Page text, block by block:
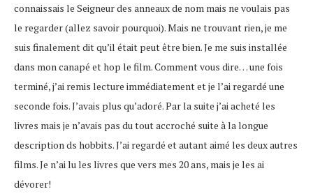
connaissais le Seigneur des anneaux de nom mais ne voulais pas
le regarder (allez savoir pourquoi). Mais ne trouvant rien, je me
suis finalement dit qu’il était peut être bien. Je me suis installée
dans mon canapé et hop le film. Comment vous dire… une fois
terminé, j’ai remis lecture immédiatement et je l’ai regardé une
seconde fois. J’avais plus qu’adoré. Par la suite j’ai acheté les
livres mais je n’avais pas du tout accroché suite à la longue
description ds hobbits. J’ai regardé et autant aimé les deux autres
films. Je n’ai lu les livres que vers mes 20 ans, mais je les ai
dévorer!